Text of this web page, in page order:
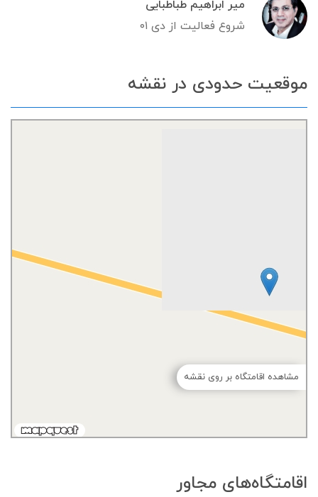
میر ابراهیم طباطبایی
شروع فعالیت از دی ۰۱
موقعیت حدودی در نقشه
مشاهده اقامتگاه بر روی نقشه
اقامتگاه‌های مجاور